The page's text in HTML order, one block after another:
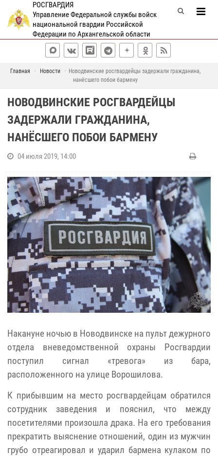
РОСГВАРДИЯ
Управление Федеральной службы войск
национальной гвардии Российской
Федерации по Архангельской области
Главная Новости
Новодвинские росгвардейцы задержали гражданина,
нанёсшего побои бармену
НОВОДВИНСКИЕ РОСГВАРДЕЙЦЫ
ЗАДЕРЖАЛИ ГРАЖДАНИНА,
НАНЁСШЕГО ПОБОИ БАРМЕНУ
04 июля 2019, 14:00
Накануне ночью в Новодвинске на пульт дежурного
отдела вневедомственной охраны Росгвардии
поступил сигнал «тревога» из бара,
расположенного на улице Ворошилова.
К прибывшим на место росгвардейцам обратился
сотрудник заведения и пояснил, что между
посетителями произошла драка. На его требования
прекратить выяснение отношений, один из мужчин
грубо отреагировал и ударил бармена кулаком по